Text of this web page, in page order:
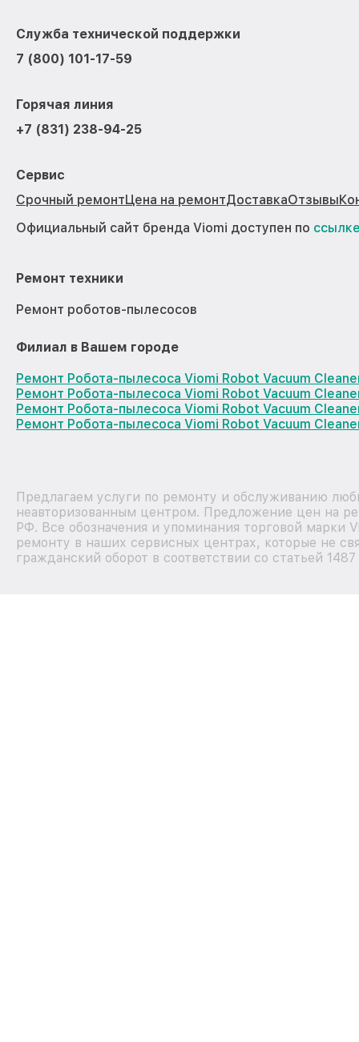
Служба технической поддержки
7 (800) 101-17-59
Горячая линия
+7 (831) 238-94-25
Сервис
Срочный ремонтЦена на ремонтДоставкаОтзывы
Официальный сайт бренда Viomi доступен по
Ремонт техники
Ремонт роботов-пылесосов
Филиал в Вашем городе
Ремонт Робота-пылесоса Viomi Robot Vacuum
Ремонт Робота-пылесоса Viomi Robot Vacuum
Ремонт Робота-пылесоса Viomi Robot Vacuum
Ремонт Робота-пылесоса Viomi Robot Vacuum
Предлагаем услуги по ремонту и обслуживанию
неавторизованным центром. Предложение цен на
РФ. Все обозначения и упоминания торговой марки
ремонту в наших сервисных центрах, которые не
гражданский оборот в соответствии со статьей